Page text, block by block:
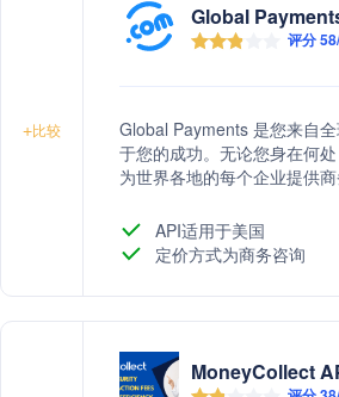
+比较
Global
评分
Global Payments 是您来自
于您的成功。无论您身在何
为世界各地的每个企业提供
现您的目标。
API适用于美国
定价方式为商务咨询
MoneyCollect